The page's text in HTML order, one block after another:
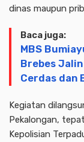
dinas maupun
Baca juga:
MBS
Brebes
Cerdas dan
Kegiatan
Pekalongan,
Kepolisian